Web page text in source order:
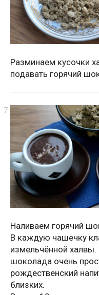
Разминаем кусочки
подавать горячий
Наливаем горячий
В каждую чашечку
измельчённой халвы.
шоколада очень
рождественский
близких.